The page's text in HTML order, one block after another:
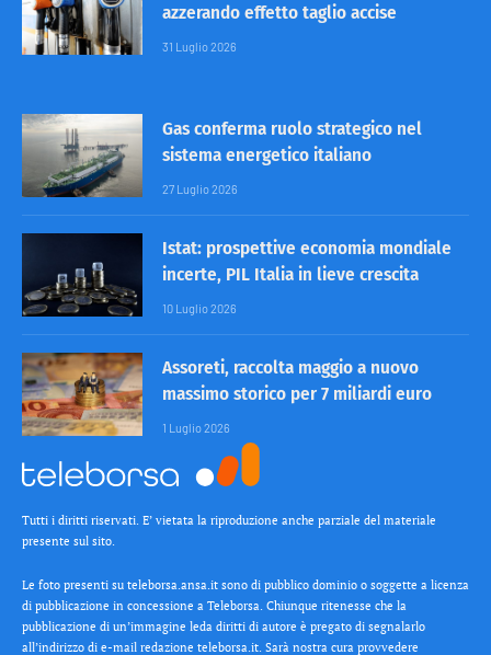
azzerando effetto taglio accise
31 Luglio 2026
Gas conferma ruolo strategico nel
sistema energetico italiano
27 Luglio 2026
Istat: prospettive economia mondiale
incerte, PIL Italia in lieve crescita
10 Luglio 2026
Assoreti, raccolta maggio a nuovo
massimo storico per 7 miliardi euro
1 Luglio 2026
Tutti i diritti riservati. E’ vietata la riproduzione anche parziale del materiale
presente sul sito.
Le foto presenti su teleborsa.ansa.it sono di pubblico dominio o soggette a licenza
di pubblicazione in concessione a Teleborsa. Chiunque ritenesse che la
pubblicazione di un’immagine leda diritti di autore è pregato di segnalarlo
all’indirizzo di e-mail redazione teleborsa.it. Sarà nostra cura provvedere